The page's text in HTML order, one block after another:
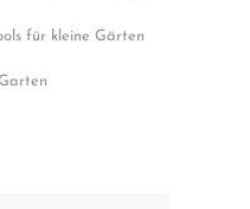
für kleine Gärten